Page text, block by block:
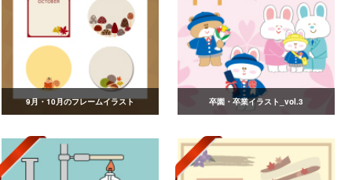
9月・10月のフレームイラスト 卒園・卒業イラスト_vol.3